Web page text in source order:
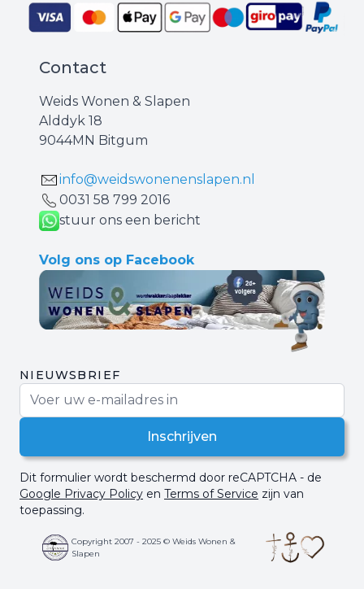
Contact
Weids Wonen & Slapen
Alddyk 18
9044MN Bitgum
info@weidswonenenslapen.nl
0031 ‪58 799 2016‬
stuur ons een bericht
Volg ons op Facebook
NIEUWSBRIEF
Inschrijven
Dit formulier wordt beschermd door reCAPTCHA - de
Google Privacy Policy en Terms of Service zijn van
toepassing.
Copyright 2007 - 2025 © Weids Wonen &
Slapen